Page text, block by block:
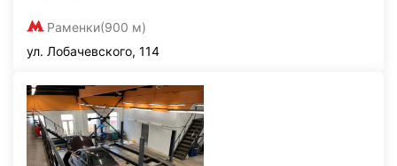
Раменки(900 м)
ул. Лобачевского, 114